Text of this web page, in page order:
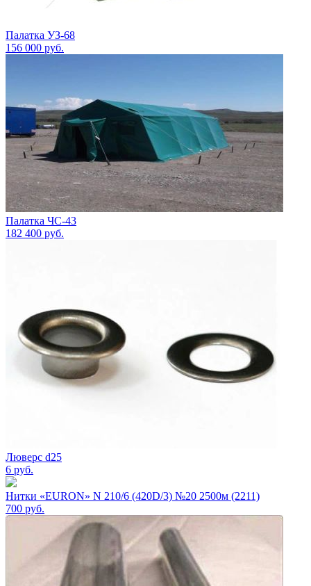
Палатка УЗ-68
156 000 руб.
Палатка ЧС-43
182 400 руб.
Люверс d25
6 руб.
Нитки «EURON» N 210/6 (420D/3) №20 2500м (2211)
700 руб.